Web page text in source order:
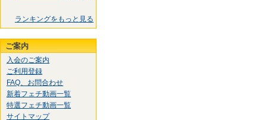
ランキングをもっと見る
ご案内
入会のご案内
ご利用登録
FAQ、お問合わせ
新着フェチ動画一覧
特選フェチ動画一覧
サイトマップ